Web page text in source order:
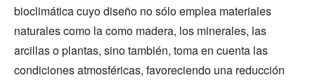
bioclimática cuyo diseño no sólo emplea materiales
naturales como la como madera, los minerales, las
arcillas o plantas, sino también, toma en cuenta las
condiciones atmosféricas, favoreciendo una reducción